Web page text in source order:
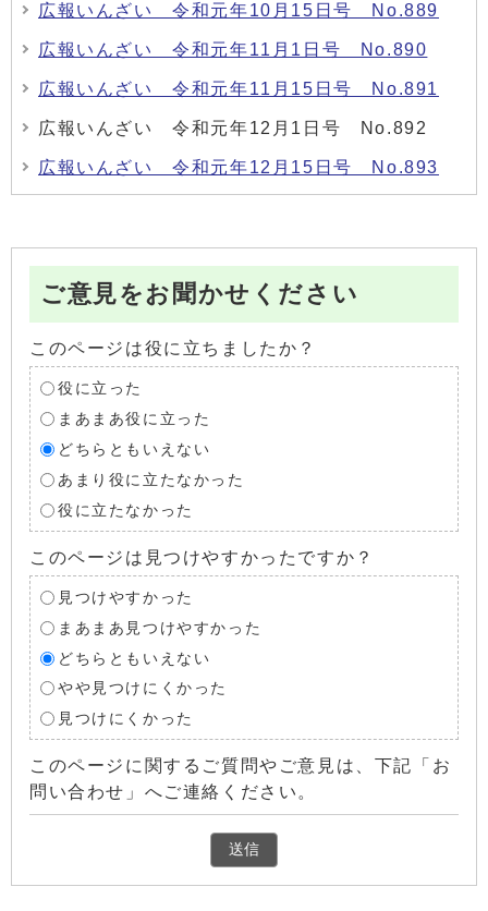
広報いんざい 令和元年10月15日号 No.889
広報いんざい 令和元年11月1日号 No.890
広報いんざい 令和元年11月15日号 No.891
広報いんざい 令和元年12月1日号 No.892
広報いんざい 令和元年12月15日号 No.893
ご意見をお聞かせください
このページは役に立ちましたか？
役に立った
まあまあ役に立った
どちらともいえない
あまり役に立たなかった
役に立たなかった
このページは見つけやすかったですか？
見つけやすかった
まあまあ見つけやすかった
どちらともいえない
やや見つけにくかった
見つけにくかった
このページに関するご質問やご意見は、下記「お
問い合わせ」へご連絡ください。